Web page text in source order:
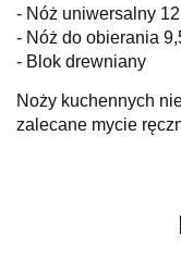
- Nóż uniwersalny
- Nóż do obierania
- Blok drewniany
Noży kuchennych
zalecane mycie